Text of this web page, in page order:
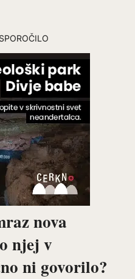
nova
njej v
ni govorilo?